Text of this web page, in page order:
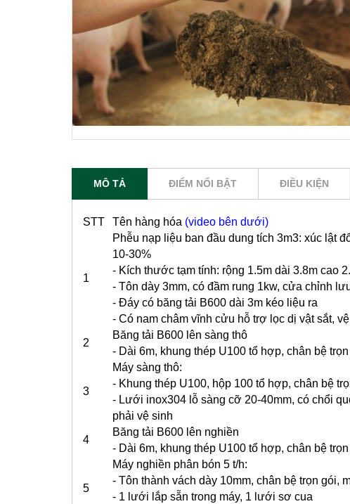
MÔ TẢ ĐIỂM NỔI BẬT ĐIỀU KIỆN
STT Tên hàng hóa (video bên dưới)
1
Phễu nạp liệu ban đầu dung tích 3m3: xúc lật
10-30%
- Kích thước tạm tính: rộng 1.5m dài 3.8m cao
- Tôn dày 3mm, có đầm rung 1kw, cửa chỉnh
- Đáy có băng tải B600 dài 3m kéo liệu ra
- Có nam châm vĩnh cửu hỗ trợ lọc dị vật sắt,
2
Băng tải B600 lên sàng thô
- Dài 6m, khung thép U100 tổ hợp, chân bệ
3
Máy sàng thô:
- Khung thép U100, hộp 100 tổ hợp, chân bệ
- Lưới inox304 lỗ sàng cỡ 20-40mm, có chổi
phải vệ sinh
4
Băng tải B600 lên nghiền
- Dài 6m, khung thép U100 tổ hợp, chân bệ
5
Máy nghiền phân bón 5 t/h:
- Tôn thành vách dày 10mm, chân bệ trọn gói,
- 1 lưới lắp sẵn trong máy, 1 lưới sơ cua